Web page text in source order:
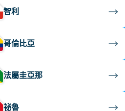
智利
哥倫比亞
法屬圭亞那
祕魯